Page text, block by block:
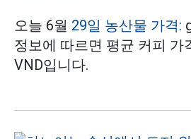
오늘 6월 29일 농산물 가격:
정보에 따르면 평균 커피 가
VND입니다.